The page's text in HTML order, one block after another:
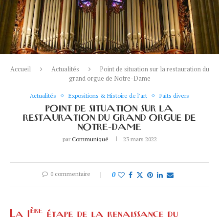
Accueil Actualités
Point de situation sur la restauration du
grand orgue de Notre-Dame
Actualités Expositions & Histoire de l'art Faits divers
POINT DE SITUATION SUR LA
RESTAURATION DU GRAND ORGUE DE
NOTRE-DAME
par Communiqué 23 mars 2022
0 commentaire 0
La 1ère étape de la renaissance du